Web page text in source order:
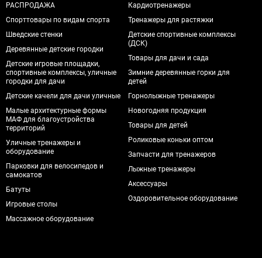
РАСПРОДАЖА
Спорттовары по видам спорта
Шведские стенки
Деревянные детские городки
Детские игровые площадки,
спортивные комплексы, уличные
городки для дачи
Детские качели для дачи уличные
Малые архитектурные формы
МАФ для благоустройства
территорий
Уличные тренажеры и
оборудование
Парковки для велосипедов и
самокатов
Батуты
Игровые столы
Массажное оборудование
Кардиотренажеры
Тренажеры для растяжки
Детские спортивные комплексы
(ДСК)
Товары для дачи и сада
Зимние деревянные горки для
детей
Горнолыжные тренажеры
Новогодняя продукция
Товары для детей
Роликовые коньки оптом
Запчасти для тренажеров
Лыжные тренажеры
Аксессуары
Оздоровительное оборудование